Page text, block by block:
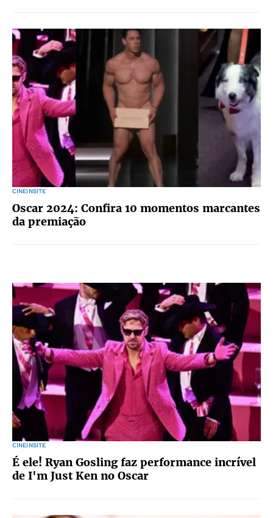
CINEINSITE
Oscar 2024: Confira 10 momentos marcantes
da premiação
CINEINSITE
É ele! Ryan Gosling faz performance incrível
de I'm Just Ken no Oscar